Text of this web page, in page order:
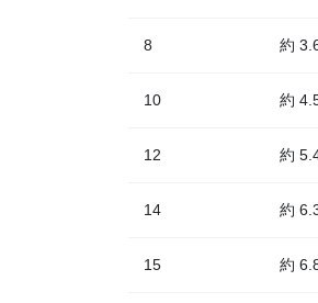
8 約
10 約
12 約
14 約
15 約